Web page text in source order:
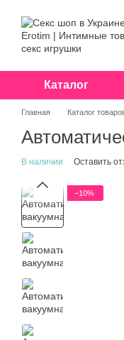
Каталог
Главная Каталог
В наличии Оставить
−10%